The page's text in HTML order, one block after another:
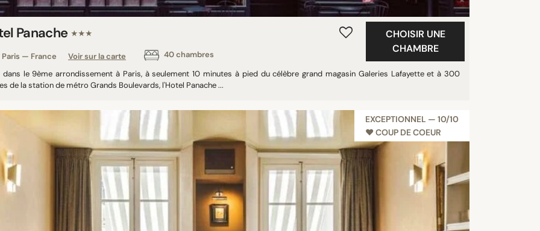
Panache ★★★
Paris — France Voir sur la carte 40 chambres
CHOISIR UNE
CHAMBRE
dans le 9ème arrondissement à Paris, à seulement 10 minutes à pied du célèbre grand magasin Galeries Lafayette et à 300
de la station de métro Grands Boulevards, l'Hotel Panache ...
EXCEPTIONNEL — 10/10
♥︎ COUP DE COEUR